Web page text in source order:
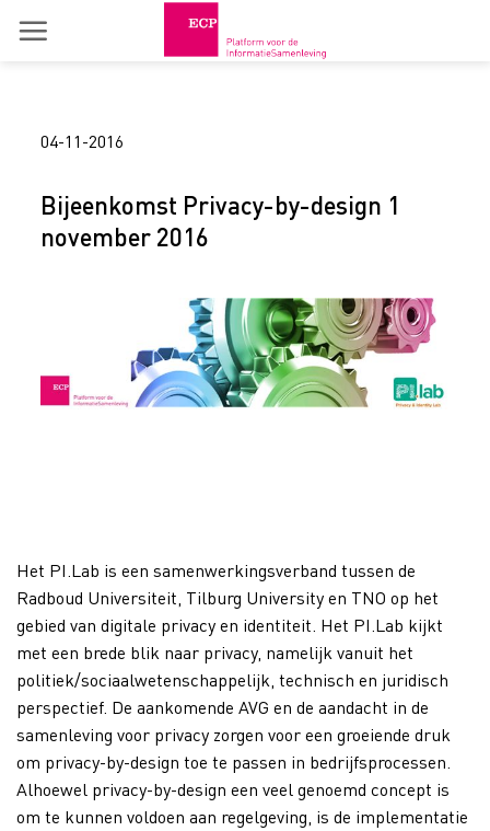
04-11-2016
Bijeenkomst Privacy-by-design 1
november 2016
Het PI.Lab is een samenwerkingsverband tussen de
Radboud Universiteit, Tilburg University en TNO op het
gebied van digitale privacy en identiteit. Het PI.Lab kijkt
met een brede blik naar privacy, namelijk vanuit het
politiek/sociaalwetenschappelijk, technisch en juridisch
perspectief. De aankomende AVG en de aandacht in de
samenleving voor privacy zorgen voor een groeiende druk
om privacy-by-design toe te passen in bedrijfsprocessen.
Alhoewel privacy-by-design een veel genoemd concept is
om te kunnen voldoen aan regelgeving, is de implementatie